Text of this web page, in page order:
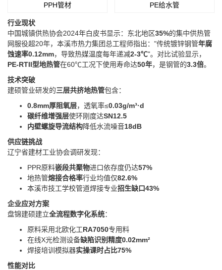
PPH管材 PE给水管
行业现状
中国城镇供热协会2024年白皮书显示：东北地区‌35%‌的集中供热管
网服役超20年，本溪市热力集团总工程师指出："传统镀锌钢管‌年腐
蚀速率0.12mm‌，导致热媒温度每年递减‌2-3℃‌"。对比试验显示，‌
PE-RTII型地热管‌在60℃工况下使用寿命达‌50年‌，是钢管的‌3.3倍‌。
技术突破
建硕管业研发的‌三层共挤地热管‌包含：
0.8mm厚阻氧层‌，透氧率≤‌0.03g/m³·d
碳纤维增强层‌使环刚度达‌SN12.5
内壁螺旋导流结构‌降低水流噪音‌18dB
供应链挑战
辽宁省建材工业协会调研发现：
PPR原料‌嵌段共聚物‌进口依存度仍达‌57%
地热管‌熔接合格率‌行业均值仅‌82.6%
本溪市技工学校管道焊接专业‌招生缺口43%
企业应对方案
盘锦建硕建立‌全流程数字化系统‌：
原料采用北欧化工‌RA7050‌专用料
在线X光检测设备‌缺陷识别精度0.02mm²
焊接培训模拟器‌实操课时占比75%
性能对比